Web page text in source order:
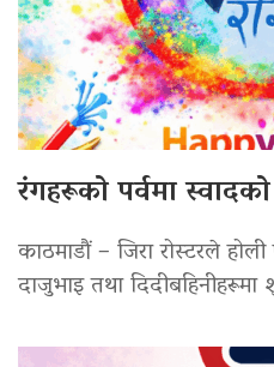
रंगहरूको पर्वमा
काठमाडौं – जिरा रोस्टरले
दाजुभाइ तथा